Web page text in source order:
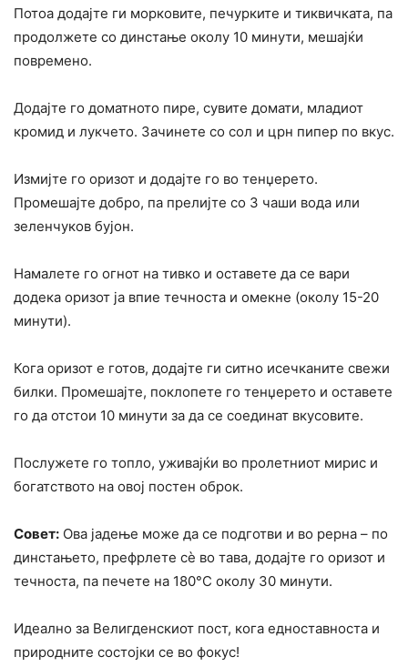
Потоа додајте ги морковите, печурките и тиквичката, па
продолжете со динстање околу 10 минути, мешајќи
повремено.
Додајте го доматното пире, сувите домати, младиот
кромид и лукчето. Зачинете со сол и црн пипер по вкус.
Измијте го оризот и додајте го во тенџерето.
Промешајте добро, па прелијте со 3 чаши вода или
зеленчуков бујон.
Намалете го огнот на тивко и оставете да се вари
додека оризот ја впие течноста и омекне (околу 15-20
минути).
Кога оризот е готов, додајте ги ситно исечканите свежи
билки. Промешајте, поклопете го тенџерето и оставете
го да отстои 10 минути за да се соединат вкусовите.
Послужете го топло, уживајќи во пролетниот мирис и
богатството на овој постен оброк.
Совет: Ова јадење може да се подготви и во рерна – по
динстањето, префрлете сè во тава, додајте го оризот и
течноста, па печете на 180°C околу 30 минути.
Идеално за Велигденскиот пост, кога едноставноста и
природните состојки се во фокус!